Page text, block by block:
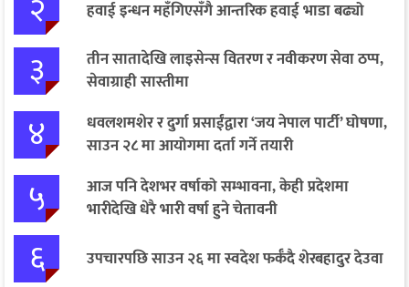
२ हवाई इन्धन महँगिएसँगै आन्तरिक हवाई भाडा बढ्यो
३
तीन सातादेखि लाइसेन्स वितरण र नवीकरण सेवा ठप्प,
सेवाग्राही सास्तीमा
४
धवलशमशेर र दुर्गा प्रसाईंद्वारा ‘जय नेपाल पार्टी’ घोषणा,
साउन २८ मा आयोगमा दर्ता गर्ने तयारी
५
आज पनि देशभर वर्षाको सम्भावना, केही प्रदेशमा
भारीदेखि धेरै भारी वर्षा हुने चेतावनी
६ उपचारपछि साउन २६ मा स्वदेश फर्कँदै शेरबहादुर देउवा